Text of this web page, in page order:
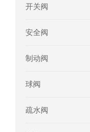
开关阀
安全阀
制动阀
球阀
疏水阀